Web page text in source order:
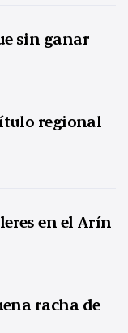
sin ganar
regional
en el Arín
racha de